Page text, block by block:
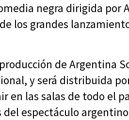
negra dirigida por
los grandes
de Argentina
y será distribuida
las salas de todo el
del espectáculo